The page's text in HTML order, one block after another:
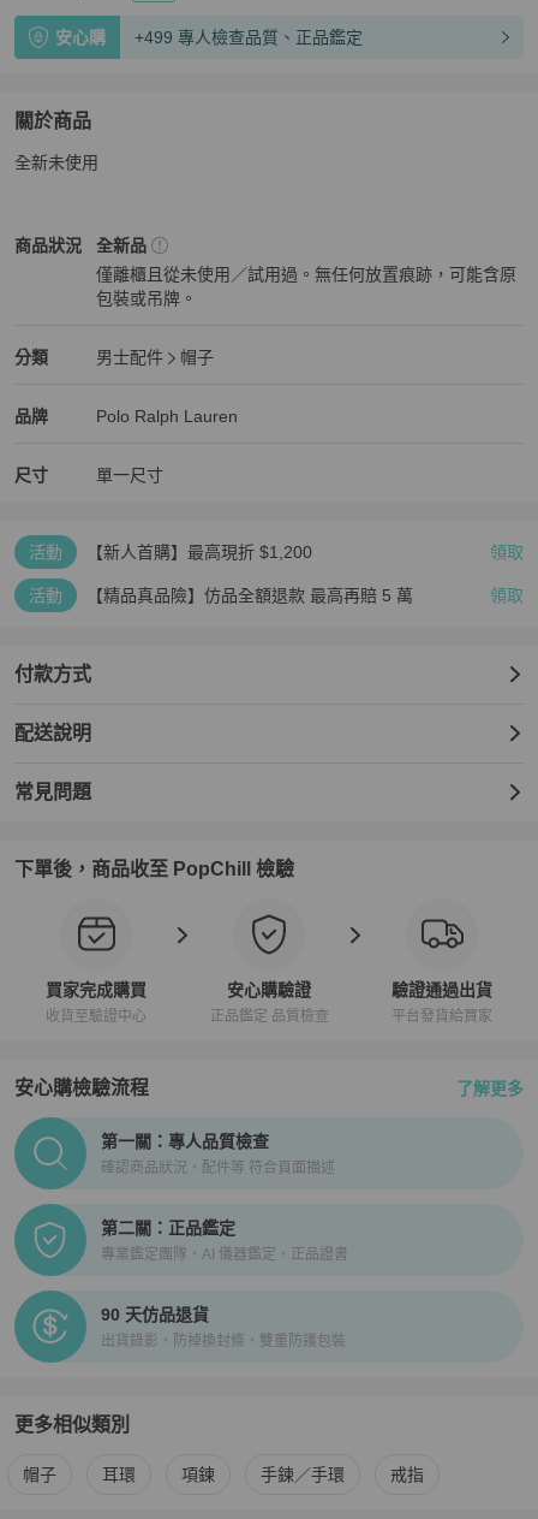
安心購 +499 專人檢查品質、正品鑑定
關於商品
關於Polo ralph lauren 棒球帽
全新未使用
商品狀況
Polo Ralph Lauren男士配件
全新品
僅離櫃且從未使用／試用過。無任何放置痕跡，可能含原
包裝或吊牌。
分類
Polo Ralph Lauren男士配件
男士配件
帽子
品牌
Polo Ralph Lauren精品 男士配件
Polo Ralph Lauren
Polo Ralph Lauren推薦清單
尺寸 單一尺寸
活動 【新人首購】最高現折 $1,200 領取
活動 【精品真品險】仿品全額退款 最高再賠 5 萬 領取
付款方式
配送說明
常見問題
下單後，商品收至 PopChill 檢驗
買家完成購買
收貨至驗證中心
安心購驗證
正品鑑定 品質檢查
驗證通過出貨
平台發貨給買家
安心購檢驗流程 了解更多
PopChill拍拍圈正品驗證、安心購檢驗流程介紹
第一關：專人品質檢查
確認商品狀況、配件等 符合頁面描述
第二關：正品鑑定
專業鑑定團隊、AI 儀器鑑定、正品證書
90 天仿品退貨
出貨錄影、防掉換封條、雙重防護包裝
更多相似類別
更多Polo Ralph Lauren男士配件相似商品推薦
帽子 耳環 項鍊 手鍊／手環 戒指